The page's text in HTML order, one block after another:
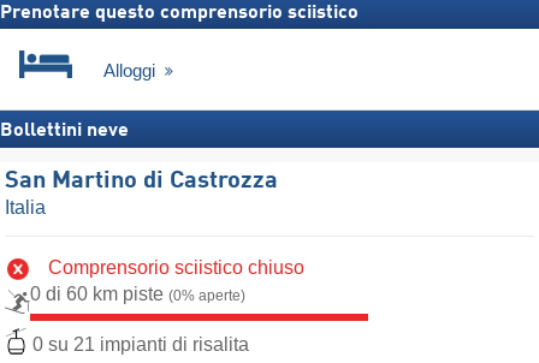
Prenotare questo comprensorio sciistico
Alloggi
Bollettini neve
San Martino di Castrozza
Italia
Comprensorio sciistico chiuso
0 di 60 km piste (0% aperte)
0 su 21 impianti di risalita